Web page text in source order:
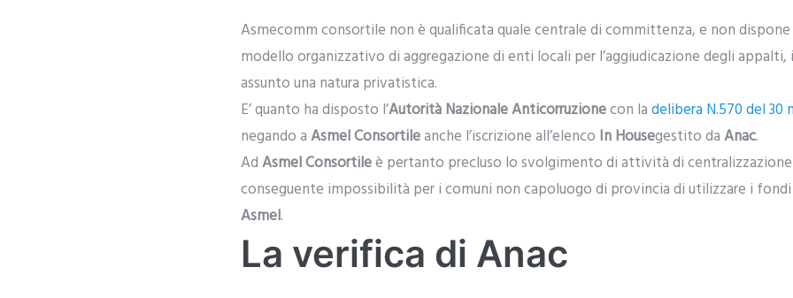
Asmecomm consortile non è qualificata quale centrale di committenza, e non
modello organizzativo di aggregazione di enti locali per l’aggiudicazione degli appalti,
assunto una natura privatistica.
E’ quanto ha disposto l’Autorità Nazionale Anticorruzionecon ladelibera N.570 del 30
negando aAsmel Consortileanche l’iscrizione all’elenco In Housegestito daAnac.
AdAsmel Consortileè pertanto precluso lo svolgimento di attività di
conseguente impossibilità per i comuni non capoluogo di provincia di utilizzare i fondi
Asmel.
La verifica di Anac